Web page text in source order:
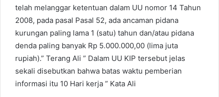
telah melanggar ketentuan dalam UU nomor 14 Tahun
2008, pada pasal Pasal 52, ada ancaman pidana
kurungan paling lama 1 (satu) tahun dan/atau pidana
denda paling banyak Rp 5.000.000,00 (lima juta
rupiah).” Terang Ali ” Dalam UU KIP tersebut jelas
sekali disebutkan bahwa batas waktu pemberian
informasi itu 10 Hari kerja ” Kata Ali